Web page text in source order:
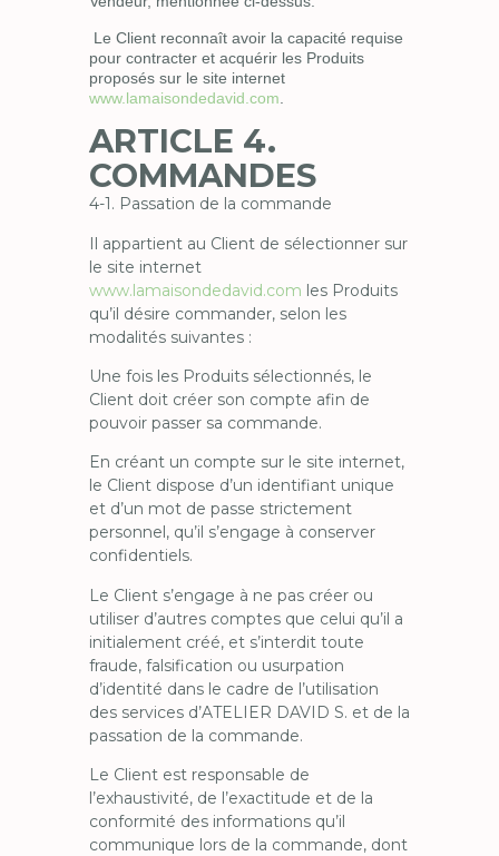
Le Client reconnaît avoir la capacité requise
pour contracter et acquérir les Produits
proposés sur le site internet
www.lamaisondedavid.com
ARTICLE 4.
COMMANDES
4-1. Passation de la commande
Il appartient au Client de sélectionner sur
le site internet
www.lamaisondedavid.com les Produits
qu’il désire commander, selon les
modalités suivantes :
Une fois les Produits sélectionnés, le
Client doit créer son compte afin de
pouvoir passer sa commande.
En créant un compte sur le site internet,
le Client dispose d’un identifiant unique
et d’un mot de passe strictement
personnel, qu’il s’engage à conserver
confidentiels.
Le Client s’engage à ne pas créer ou
utiliser d’autres comptes que celui qu’il a
initialement créé, et s’interdit toute
fraude, falsification ou usurpation
d’identité dans le cadre de l’utilisation
des services d’ATELIER DAVID S. et de la
passation de la commande.
Le Client est responsable de
l’exhaustivité, de l’exactitude et de la
conformité des informations qu’il
communique lors de la commande, dont